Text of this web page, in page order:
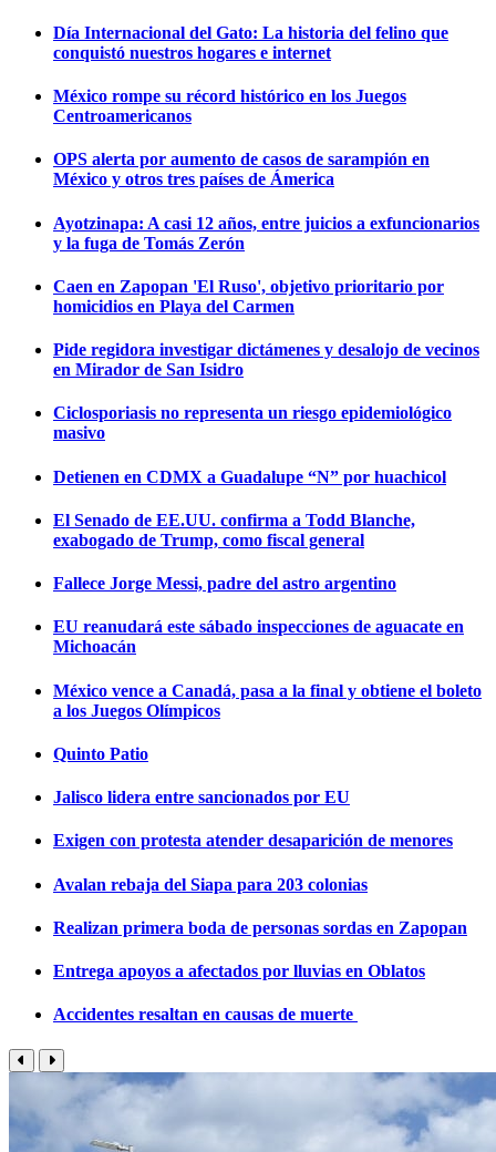
Día Internacional del Gato: La historia del felino que
conquistó nuestros hogares e internet
México rompe su récord histórico en los Juegos
Centroamericanos
OPS alerta por aumento de casos de sarampión en
México y otros tres países de Ámerica
Ayotzinapa: A casi 12 años, entre juicios a exfuncionarios
y la fuga de Tomás Zerón
Caen en Zapopan 'El Ruso', objetivo prioritario por
homicidios en Playa del Carmen
Pide regidora investigar dictámenes y desalojo de vecinos
en Mirador de San Isidro
Ciclosporiasis no representa un riesgo epidemiológico
masivo
Detienen en CDMX a Guadalupe “N” por huachicol
El Senado de EE.UU. confirma a Todd Blanche,
exabogado de Trump, como fiscal general
Fallece Jorge Messi, padre del astro argentino
EU reanudará este sábado inspecciones de aguacate en
Michoacán
México vence a Canadá, pasa a la final y obtiene el boleto
a los Juegos Olímpicos
Quinto Patio
Jalisco lidera entre sancionados por EU
Exigen con protesta atender desaparición de menores
Avalan rebaja del Siapa para 203 colonias
Realizan primera boda de personas sordas en Zapopan
Entrega apoyos a afectados por lluvias en Oblatos
Accidentes resaltan en causas de muerte